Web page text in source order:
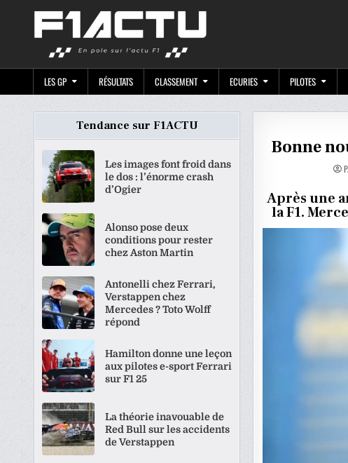
LES GP RÉSULTATS CLASSEMENT ECURIES PILOTES
Bonne
Après une
la F1.
Tendance sur F1ACTU
Les images font froid dans
le dos : l’énorme crash
d’Ogier
Alonso pose deux
conditions pour rester
chez Aston Martin
Antonelli chez Ferrari,
Verstappen chez
Mercedes ? Toto Wolff
répond
Hamilton donne une leçon
aux pilotes e-sport Ferrari
sur F1 25
La théorie inavouable de
Red Bull sur les accidents
de Verstappen